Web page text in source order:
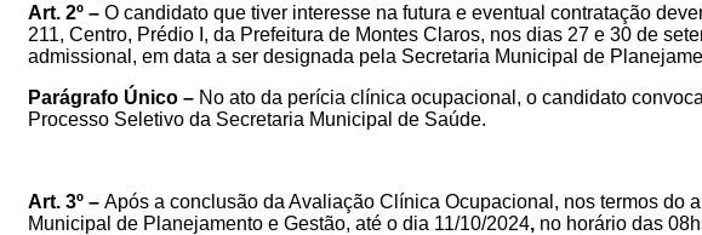
Art. 2º – O candidato que tiver interesse na futura e eventual contratação
211, Centro, Prédio I, da Prefeitura de Montes Claros, nos dias 27 e 30 de
admissional, em data a ser designada pela Secretaria Municipal de
Parágrafo Único – No ato da perícia clínica ocupacional, o candidato
Processo Seletivo da Secretaria Municipal de Saúde.
Art. 3º – Após a conclusão da Avaliação Clínica Ocupacional, nos termos do
Municipal de Planejamento e Gestão, até o dia 11/10/2024, no horário das